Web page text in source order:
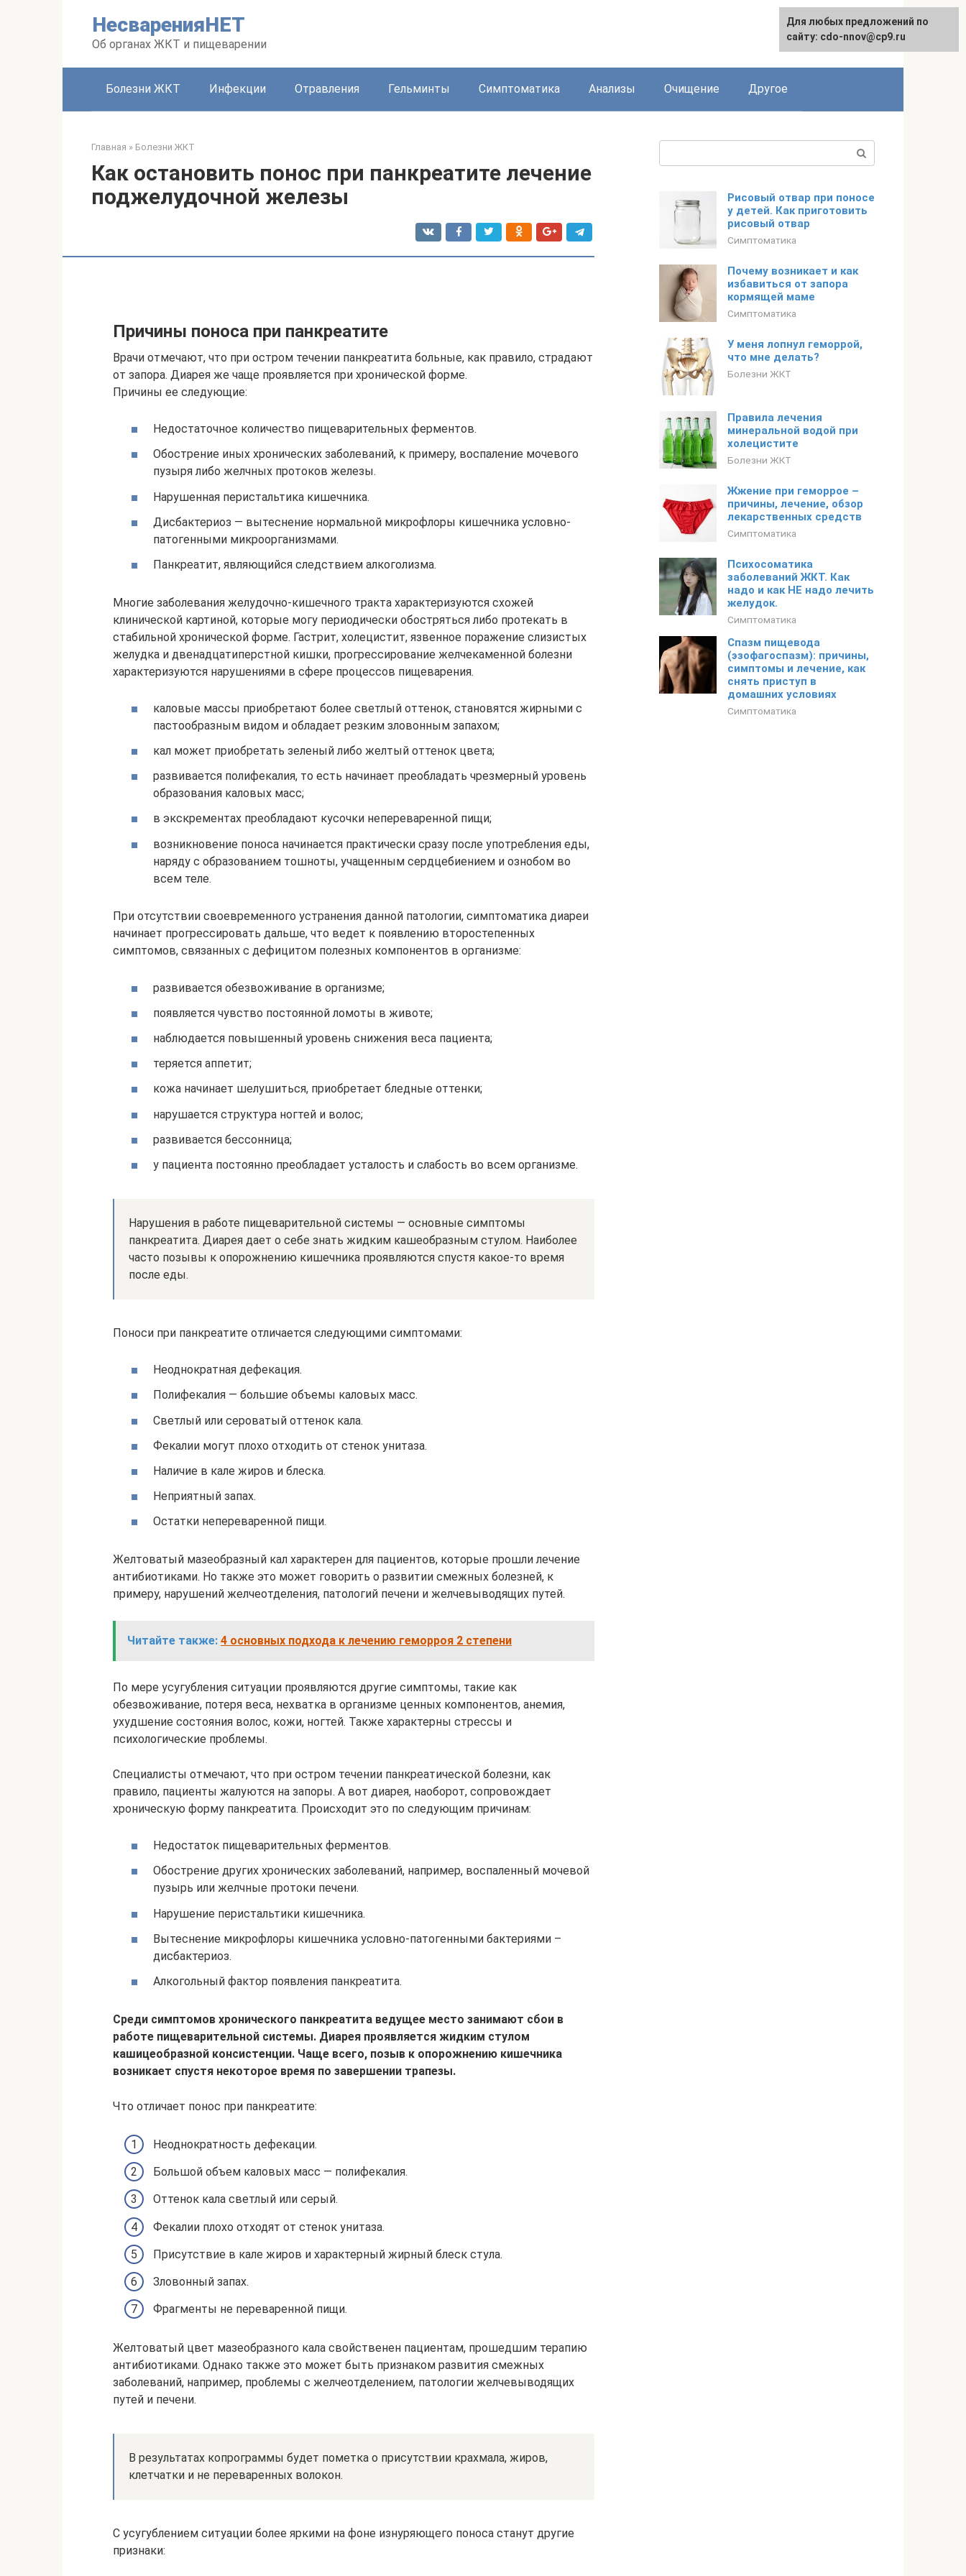
НесваренияНЕТ
Об органах ЖКТ и пищеварении
Болезни ЖКТ Инфекции Отравления Гельминты Симптоматика Анализы Очищение Другое
Главная » Болезни ЖКТ
Как остановить понос при панкреатите лечение
поджелудочной железы
Причины поноса при панкреатите
Врачи отмечают, что при остром течении панкреатита больные, как правило, страдают
от запора. Диарея же чаще проявляется при хронической форме.
Причины ее следующие:
Недостаточное количество пищеварительных ферментов.
Обострение иных хронических заболеваний, к примеру, воспаление мочевого
пузыря либо желчных протоков железы.
Нарушенная перистальтика кишечника.
Дисбактериоз — вытеснение нормальной микрофлоры кишечника условно-
патогенными микроорганизмами.
Панкреатит, являющийся следствием алкоголизма.
Многие заболевания желудочно-кишечного тракта характеризуются схожей
клинической картиной, которые могу периодически обостряться либо протекать в
стабильной хронической форме. Гастрит, холецистит, язвенное поражение слизистых
желудка и двенадцатиперстной кишки, прогрессирование желчекаменной болезни
характеризуются нарушениями в сфере процессов пищеварения.
каловые массы приобретают более светлый оттенок, становятся жирными с
пастообразным видом и обладает резким зловонным запахом;
кал может приобретать зеленый либо желтый оттенок цвета;
развивается полифекалия, то есть начинает преобладать чрезмерный уровень
образования каловых масс;
в экскрементах преобладают кусочки непереваренной пищи;
возникновение поноса начинается практически сразу после употребления еды,
наряду с образованием тошноты, учащенным сердцебиением и ознобом во
всем теле.
При отсутствии своевременного устранения данной патологии, симптоматика диареи
начинает прогрессировать дальше, что ведет к появлению второстепенных
симптомов, связанных с дефицитом полезных компонентов в организме:
развивается обезвоживание в организме;
появляется чувство постоянной ломоты в животе;
наблюдается повышенный уровень снижения веса пациента;
теряется аппетит;
кожа начинает шелушиться, приобретает бледные оттенки;
нарушается структура ногтей и волос;
развивается бессонница;
у пациента постоянно преобладает усталость и слабость во всем организме.
Нарушения в работе пищеварительной системы — основные симптомы
панкреатита. Диарея дает о себе знать жидким кашеобразным стулом. Наиболее
часто позывы к опорожнению кишечника проявляются спустя какое-то время
после еды.
Поноси при панкреатите отличается следующими симптомами:
Неоднократная дефекация.
Полифекалия — большие объемы каловых масс.
Светлый или сероватый оттенок кала.
Фекалии могут плохо отходить от стенок унитаза.
Наличие в кале жиров и блеска.
Неприятный запах.
Остатки непереваренной пищи.
Желтоватый мазеобразный кал характерен для пациентов, которые прошли лечение
антибиотиками. Но также это может говорить о развитии смежных болезней, к
примеру, нарушений желчеотделения, патологий печени и желчевыводящих путей.
Читайте также: 4 основных подхода к лечению геморроя 2 степени
По мере усугубления ситуации проявляются другие симптомы, такие как
обезвоживание, потеря веса, нехватка в организме ценных компонентов, анемия,
ухудшение состояния волос, кожи, ногтей. Также характерны стрессы и
психологические проблемы.
Специалисты отмечают, что при остром течении панкреатической болезни, как
правило, пациенты жалуются на запоры. А вот диарея, наоборот, сопровождает
хроническую форму панкреатита. Происходит это по следующим причинам:
Недостаток пищеварительных ферментов.
Обострение других хронических заболеваний, например, воспаленный мочевой
пузырь или желчные протоки печени.
Нарушение перистальтики кишечника.
Вытеснение микрофлоры кишечника условно-патогенными бактериями –
дисбактериоз.
Алкогольный фактор появления панкреатита.
Среди симптомов хронического панкреатита ведущее место занимают сбои в
работе пищеварительной системы. Диарея проявляется жидким стулом
кашицеобразной консистенции. Чаще всего, позыв к опорожнению кишечника
возникает спустя некоторое время по завершении трапезы.
Что отличает понос при панкреатите:
Неоднократность дефекации.
Большой объем каловых масс — полифекалия.
Оттенок кала светлый или серый.
Фекалии плохо отходят от стенок унитаза.
Присутствие в кале жиров и характерный жирный блеск стула.
Зловонный запах.
Фрагменты не переваренной пищи.
Желтоватый цвет мазеобразного кала свойственен пациентам, прошедшим терапию
антибиотиками. Однако также это может быть признаком развития смежных
заболеваний, например, проблемы с желчеотделением, патологии желчевыводящих
путей и печени.
В результатах копрограммы будет пометка о присутствии крахмала, жиров,
клетчатки и не переваренных волокон.
С усугублением ситуации более яркими на фоне изнуряющего поноса станут другие
признаки:
Рисовый отвар при поносе
у детей. Как приготовить
рисовый отвар
Симптоматика
Почему возникает и как
избавиться от запора
кормящей маме
Симптоматика
У меня лопнул геморрой,
что мне делать?
Болезни ЖКТ
Правила лечения
минеральной водой при
холецистите
Болезни ЖКТ
Жжение при геморрое –
причины, лечение, обзор
лекарственных средств
Симптоматика
Психосоматика
заболеваний ЖКТ. Как
надо и как НЕ надо лечить
желудок.
Симптоматика
Спазм пищевода
(эзофагоспазм): причины,
симптомы и лечение, как
снять приступ в
домашних условиях
Симптоматика
Для любых предложений по
сайту: cdo-nnov@cp9.ru